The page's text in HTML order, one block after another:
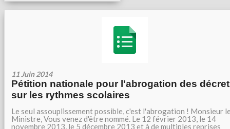
11 Juin 2014
Pétition nationale pour l'abrogation des
sur les rythmes scolaires
Le seul assouplissement possible, c'est l'abrogation ! Monsieur
Ministre, Vous venez d'être nommé. Le 12 février 2013, le 14
novembre 2013, le 5 décembre 2013 et à de multiples reprises